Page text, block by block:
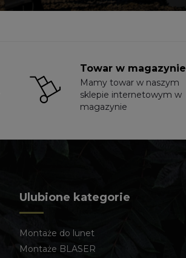
Towar w magazynie
Mamy towar w naszym
sklepie internetowym w
magazynie
Ulubione kategorie
Montaże do lunet
Montaże BLASER